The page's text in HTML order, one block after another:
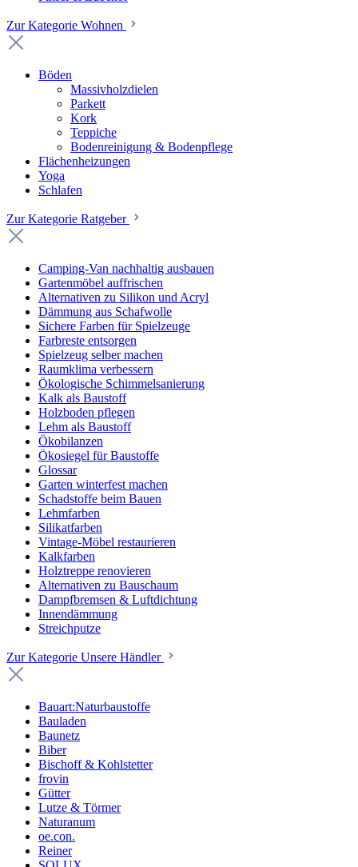
Zur Kategorie Wohnen
Böden
Massivholzdielen
Parkett
Kork
Teppiche
Bodenreinigung & Bodenpflege
Flächenheizungen
Yoga
Schlafen
Zur Kategorie Ratgeber
Camping-Van nachhaltig ausbauen
Gartenmöbel auffrischen
Alternativen zu Silikon und Acryl
Dämmung aus Schafwolle
Sichere Farben für Spielzeuge
Farbreste entsorgen
Spielzeug selber machen
Raumklima verbessern
Ökologische Schimmelsanierung
Kalk als Baustoff
Holzboden pflegen
Lehm als Baustoff
Ökobilanzen
Ökosiegel für Baustoffe
Glossar
Garten winterfest machen
Schadstoffe beim Bauen
Lehmfarben
Silikatfarben
Vintage-Möbel restaurieren
Kalkfarben
Holztreppe renovieren
Alternativen zu Bauschaum
Dampfbremsen & Luftdichtung
Innendämmung
Streichputze
Zur Kategorie Unsere Händler
Bauart:Naturbaustoffe
Bauladen
Baunetz
Biber
Bischoff & Kohlstetter
frovin
Gütter
Lutze & Törmer
Naturanum
oe.con.
Reiner